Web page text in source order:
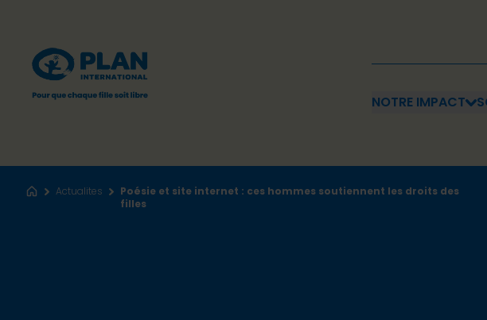
NOTRE IMPACT
AccueilActualites
Poésie et site internet : ces hommes soutiennent les droits des
filles